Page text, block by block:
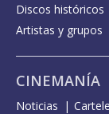
Discos históricos
Artistas y grupos
CINEMANÍA
Noticias